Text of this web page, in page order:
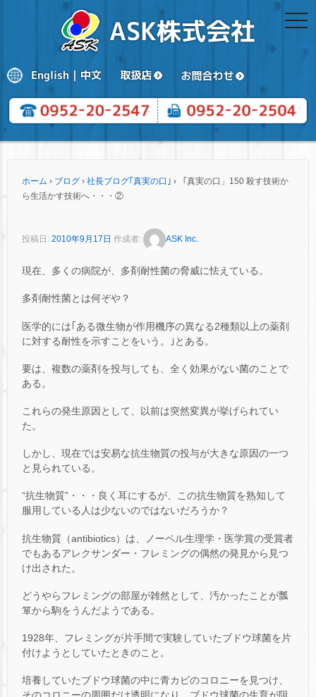
ホーム › ブログ › 社長ブログ｢真実の口｣ ›
「真実の口」150 殺す技術か
ら生活かす技術へ・・・②
投稿日: 2010年9月17日 作成者: ASK Inc.
現在、多くの病院が、多剤耐性菌の脅威に怯えている。
多剤耐性菌とは何ぞや？
医学的には｢ある微生物が作用機序の異なる2種類以上の薬剤
に対する耐性を示すことをいう。｣とある。
要は、複数の薬剤を投与しても、全く効果がない菌のことで
ある。
これらの発生原因として、以前は突然変異が挙げられてい
た。
しかし、現在では安易な抗生物質の投与が大きな原因の一つ
と見られている。
“抗生物質”・・・良く耳にするが、この抗生物質を熟知して
服用している人は少ないのではないだろうか？
抗生物質（antibiotics）は、ノーベル生理学・医学賞の受賞者
でもあるアレクサンダー・フレミングの偶然の発見から見つ
け出された。
どうやらフレミングの部屋が雑然として、汚かったことが瓢
箪から駒をうんだようである。
1928年、フレミングが片手間で実験していたブドウ球菌を片
付けようとしていたときのこと。
培養していたブドウ球菌の中に青カビのコロニーを見つけ、